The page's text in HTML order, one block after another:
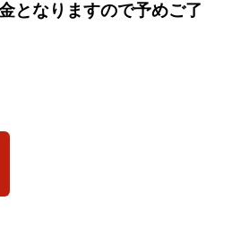
となりますので予めご了